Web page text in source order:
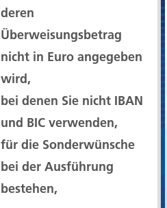
deren
Überweisungsbetrag
nicht in Euro angegeben
wird,
bei denen Sie nicht IBAN
und BIC verwenden,
für die Sonderwünsche
bei der Ausführung
bestehen,